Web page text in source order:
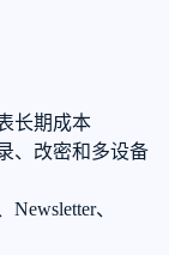
长期成本
、改密和多设备
、